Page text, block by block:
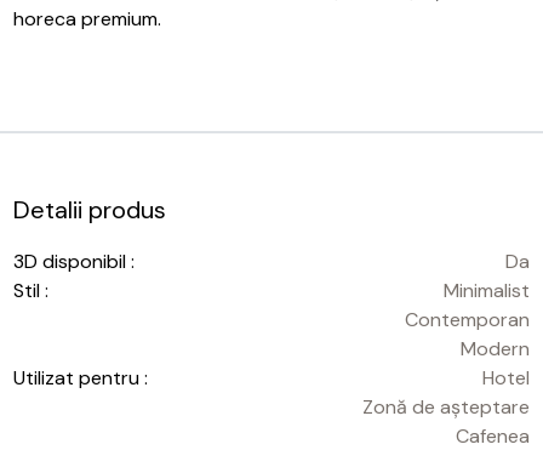
horeca premium.
Detalii produs
3D disponibil :
Da
Stil :
Minimalist
Contemporan
Modern
Utilizat pentru :
Hotel
Zonă de așteptare
Cafenea